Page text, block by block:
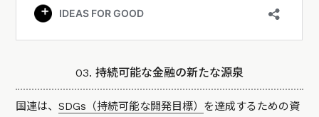
03. 持続可能な金融の新たな源泉
国連は、SDGs（持続可能な開発目標） を達成するための資